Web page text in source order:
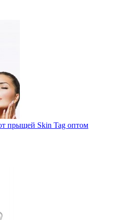
прыщей Skin Tag оптом